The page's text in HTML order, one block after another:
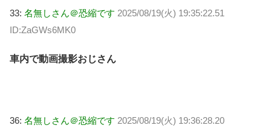
33: 名無しさん＠恐縮です 2025/08/19(火) 19:35:22.51
ID:ZaGWs6MK0
車内で動画撮影おじさん
36: 名無しさん＠恐縮です 2025/08/19(火) 19:36:28.20